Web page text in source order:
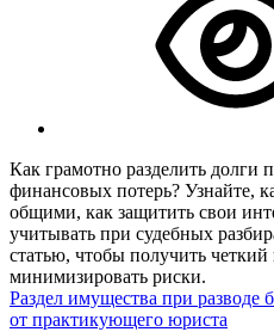
Как грамотно разделить долги
финансовых потерь? Узнайте,
общими, как защитить свои
учитывать при судебных
статью, чтобы получить
минимизировать риски.
Раздел имущества при разводе
от практикующего юриста